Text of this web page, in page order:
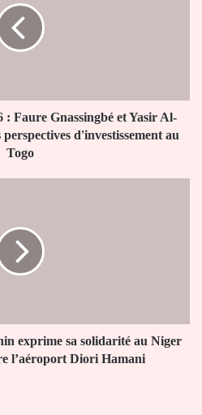
Faure Gnassingbé et Yasir Al-
d'investissement au
Togo
exprime sa solidarité au Niger
l’aéroport Diori Hamani